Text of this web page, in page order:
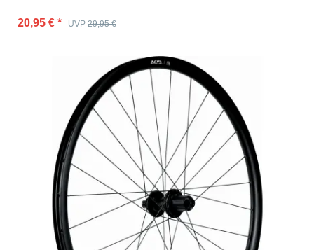
20,95 € * UVP 29,95 €